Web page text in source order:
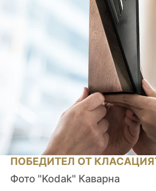
ПОБЕДИТЕЛ ОТ
Фото "Kodak" Каварна